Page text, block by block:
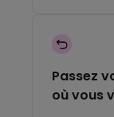
Passez
où vous